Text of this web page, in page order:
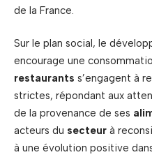
de la France.
Sur le plan social, le
encourage une
restaurants s’engagent à
strictes, répondant aux
de la provenance de ses
acteurs du secteur à
à une évolution positive